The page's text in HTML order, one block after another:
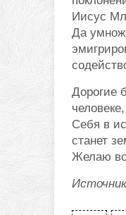
Иисус
Да
Дорогие
Себя в
станет
Желаю